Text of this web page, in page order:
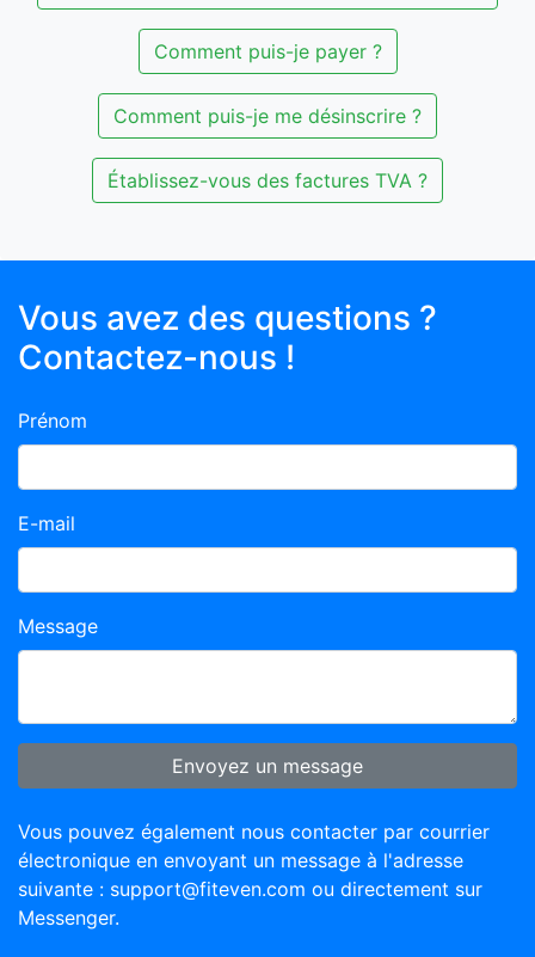
Comment puis-je payer ?
Comment puis-je me désinscrire ?
Établissez-vous des factures TVA ?
Vous avez des questions ?
Contactez-nous !
Prénom
E-mail
Message
Envoyez un message
Vous pouvez également nous contacter par courrier
électronique en envoyant un message à l'adresse
suivante : support@fiteven.com ou directement sur
Messenger.